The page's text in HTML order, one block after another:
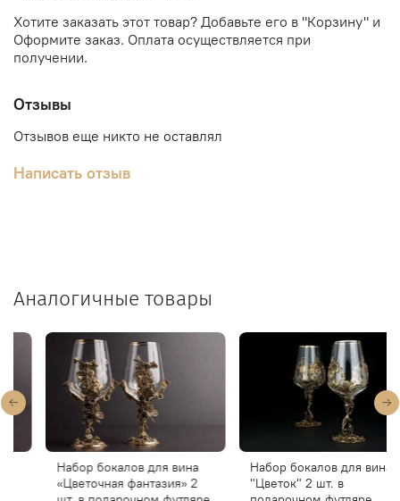
Хотите заказать этот товар? Добавьте его в "Корзину" и
Оформите заказ. Оплата осуществляется при
получении.
Отзывы
Отзывов еще никто не оставлял
Написать отзыв
Аналогичные товары
Набор бокалов для вина
«Цветочная фантазия» 2
Набор бокалов для вина
"Цветок" 2 шт. в